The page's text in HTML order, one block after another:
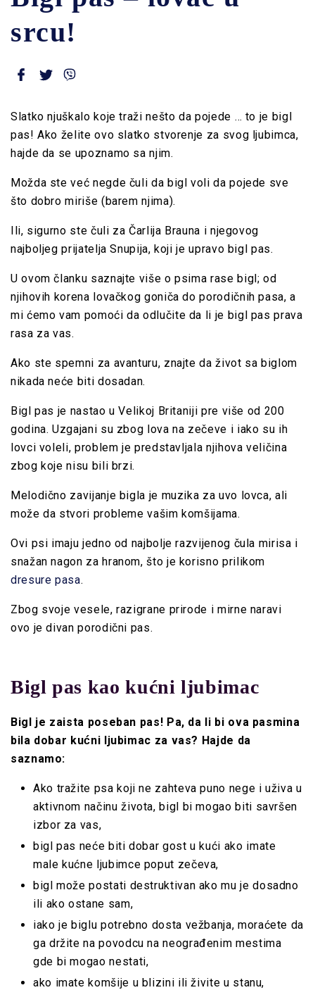
srcu!
Slatko njuškalo koje traži nešto da pojede … to je bigl
pas! Ako želite ovo slatko stvorenje za svog ljubimca,
hajde da se upoznamo sa njim.
Možda ste već negde čuli da bigl voli da pojede sve
što dobro miriše (barem njima).
Ili, sigurno ste čuli za Čarlija Brauna i njegovog
najboljeg prijatelja Snupija, koji je upravo bigl pas.
U ovom članku saznajte više o psima rase bigl; od
njihovih korena lovačkog goniča do porodičnih pasa, a
mi ćemo vam pomoći da odlučite da li je bigl pas prava
rasa za vas.
Ako ste spemni za avanturu, znajte da život sa biglom
nikada neće biti dosadan.
Bigl pas je nastao u Velikoj Britaniji pre više od 200
godina. Uzgajani su zbog lova na zečeve i iako su ih
lovci voleli, problem je predstavljala njihova veličina
zbog koje nisu bili brzi.
Melodično zavijanje bigla je muzika za uvo lovca, ali
može da stvori probleme vašim komšijama.
Ovi psi imaju jedno od najbolje razvijenog čula mirisa i
snažan nagon za hranom, što je korisno prilikom
dresure pasa.
Zbog svoje vesele,razigrane prirode i mirne naravi
ovo je divan porodični pas.
Bigl pas kao kućni ljubimac
Bigl je zaista poseban pas! Pa, da li bi ova pasmina
bila dobar kućni ljubimac za vas? Hajde da
saznamo:
Ako tražite psa koji ne zahteva puno nege i uživa u
aktivnom načinu života, bigl bi mogao biti savršen
izbor za vas,
bigl pas neće biti dobar gost u kući ako imate
male kućne ljubimce poput zečeva,
bigl može postati destruktivan ako mu je dosadno
ili ako ostane sam,
iako je biglu potrebno dosta vežbanja, moraćete da
ga držitena povodcuna neograđenim mestima
gde bi mogao nestati,
ako imate komšije u blizini ili živite u stanu,